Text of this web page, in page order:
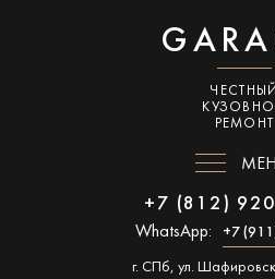
ЧЕСТНЫЙ
РЕМОНТ
+7 (812)
WhatsApp: +7
г. СПб, ул.